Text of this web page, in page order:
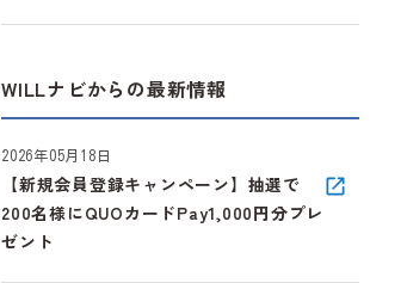
WILLナビからの最新情報
【新規会員登録キャンペーン】抽選で
200名様にQUOカードPay1,000円分プレ
ゼント
2026年05月18日